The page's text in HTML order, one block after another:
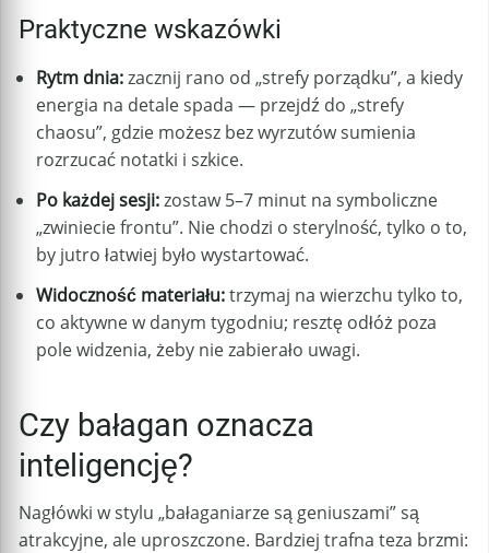
Praktyczne wskazówki
Rytm dnia:zacznij rano od „strefy porządku”, a kiedy
energia na detale spada — przejdź do „strefy
chaosu”, gdzie możesz bez wyrzutów sumienia
rozrzucać notatki i szkice.
Po każdej sesji:zostaw 5–7 minut na symboliczne
„zwiniecie frontu”. Nie chodzi o sterylność, tylko o to,
by jutro łatwiej było wystartować.
Widoczność materiału:trzymaj na wierzchu tylko to,
co aktywne w danym tygodniu; resztę odłóż poza
pole widzenia, żeby nie zabierało uwagi.
Czy bałagan oznacza
inteligencję?
Nagłówki w stylu „bałaganiarze są geniuszami” są
atrakcyjne, ale uproszczone. Bardziej trafna teza brzmi: